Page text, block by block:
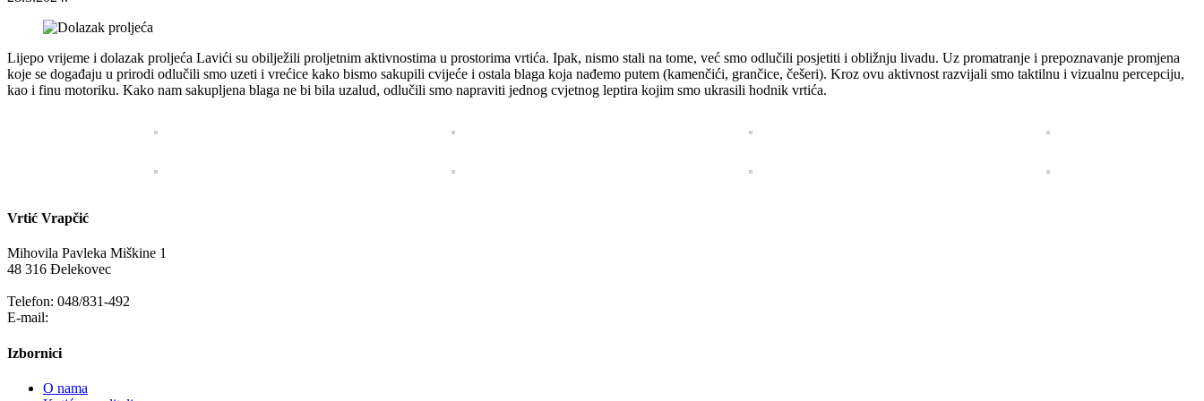
Lijepo vrijeme i dolazak proljeća Lavići su obilježili proljetnim aktivnostima u prostorima vrtića. Ipak, nismo stali na tome, već smo odlučili posjetiti i obližnju livadu. Uz promatranje i prepoznavanje promjena
koje se događaju u prirodi odlučili smo uzeti i vrećice kako bismo sakupili cvijeće i ostala blaga koja nađemo putem (kamenčići, grančice, češeri). Kroz ovu aktivnost razvijali smo taktilnu i vizualnu percepciju,
kao i finu motoriku. Kako nam sakupljena blaga ne bi bila uzalud, odlučili smo napraviti jednog cvjetnog leptira kojim smo ukrasili hodnik vrtića.
Vrtić Vrapčić
Mihovila Pavleka Miškine 1
48 316 Đelekovec
Telefon: 048/831-492
E-mail:
Izbornici
O nama